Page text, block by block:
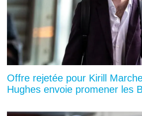
Offre rejetée pour Kirill
Hughes envoie promener les